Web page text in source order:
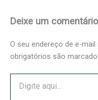
Deixe um comentário
O seu endereço de e-
obrigatórios são
aqui...